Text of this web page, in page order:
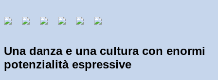
Una danza e una cultura con enormi
potenzialità espressive